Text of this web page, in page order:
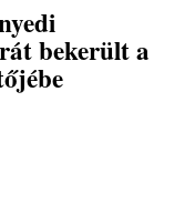
bekerült a